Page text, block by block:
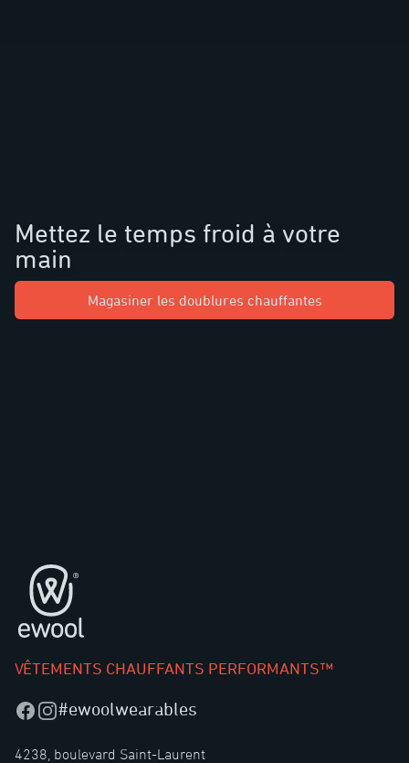
Mettez le temps froid à votre
main
Magasiner les doublures chauffantes
Pied de page
VÊTEMENTS CHAUFFANTS PERFORMANTS™
Facebook
Instagram
#ewoolwearables
4238, boulevard Saint-Laurent